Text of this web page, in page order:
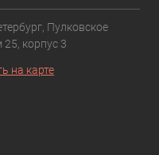
Пулковское
корпус 3
на карте